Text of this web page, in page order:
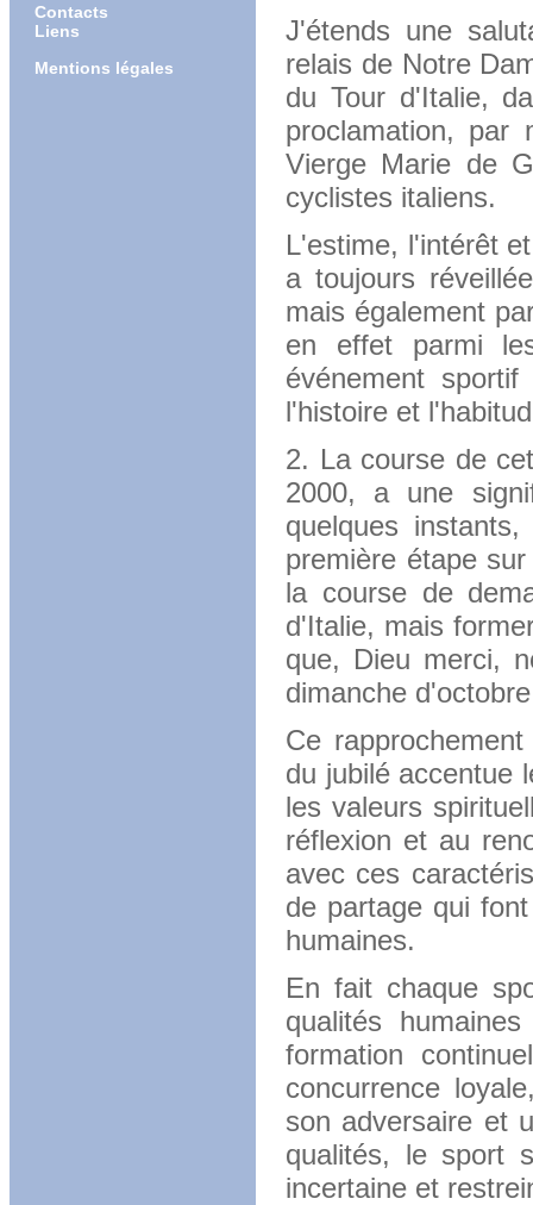
Contacts
Liens
Mentions légales
J'étends une
relais de Notre
du Tour d'Italie,
proclamation, par
Vierge Marie de
cyclistes italiens.
L'estime, l'intérêt
a toujours
mais également
en effet parmi
événement
l'histoire et
2. La course de
2000, a une
quelques
première étape
la course de
d'Italie, mais
que, Dieu merci,
dimanche
Ce
du jubilé accentue
les valeurs
réflexion et au
avec ces
de partage qui
humaines.
En fait chaque
qualités
formation
concurrence
son adversaire et
qualités, le sport
incertaine et